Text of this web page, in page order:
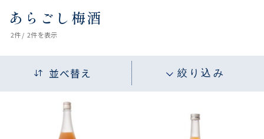
あらごし梅酒
2件 / 2件を表示
並べ替え 絞り込み